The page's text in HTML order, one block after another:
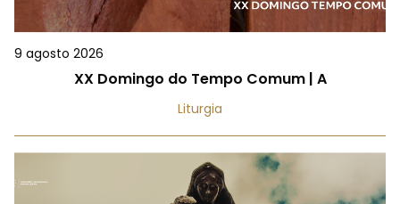
9 agosto 2026
XX Domingo do Tempo Comum | A
Liturgia